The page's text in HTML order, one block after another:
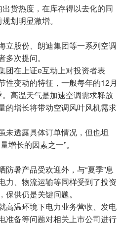
货热度，在库存得以去化的同
划明显激增。
立股份、朗迪集团等一系列空调
次提问。
团在上证e互动上对投资者表
性变动的特征，一般每年的12月
高温天气是加速空调需求释放
的增长将带动空调风叶风机需求
未透露具体订单情况，但也坦
增长的因素之一”。
防暑产品受欢迎外，与“夏季”息
力、物流运输等同样受到了投资
供仍是关键问题。
高温环境下电力业务营收、发电
准备等问题对相关上市公司进行